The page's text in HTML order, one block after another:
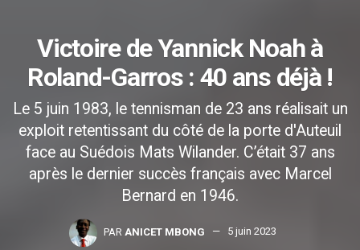
Victoire de Yannick Noah à
Roland-Garros : 40 ans déjà !
Le 5 juin 1983, le tennisman de 23 ans réalisait un
exploit retentissant du côté de la porte d'Auteuil
face au Suédois Mats Wilander. C’était 37 ans
après le dernier succès français avec Marcel
Bernard en 1946.
PAR ANICET MBONG
5 juin 2023